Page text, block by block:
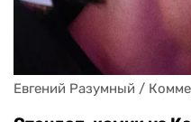
Евгений Разумный /